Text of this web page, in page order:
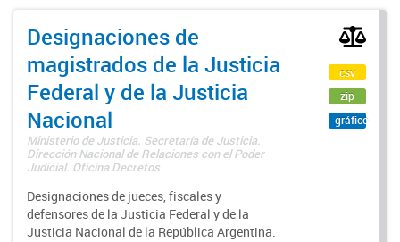
Designaciones de
magistrados de la Justicia
Federal y de la Justicia
Nacional
Ministerio de Justicia. Secretaría de Justicia.
Dirección Nacional de Relaciones con el Poder
Judicial. Oficina Decretos
Designaciones de jueces, fiscales y
defensores de la Justicia Federal y de la
Justicia Nacional de la República Argentina.
csv
zip
gráfico